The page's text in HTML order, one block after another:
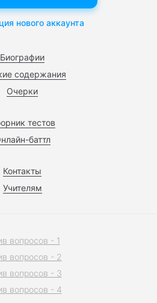
Биографии
содержания
Очерки
тестов
баттл
Контакты
Учителям
нового аккаунта
вопросов - 1
вопросов - 2
вопросов - 3
вопросов - 4